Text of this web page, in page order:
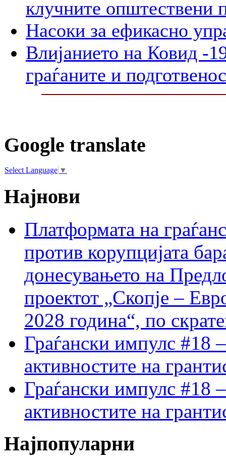
клучните општествени
Насоки за ефикасно
Влијанието на Ковид -
граѓаните и
Google translate
Select Language ▼
Најнови
Платформата на
против корупцијата
донесувањето на
проектот „Скопје –
2028 година“, по
Граѓански импулс #18
активностите на
Граѓански импулс #18
активностите на
Најпопуларни